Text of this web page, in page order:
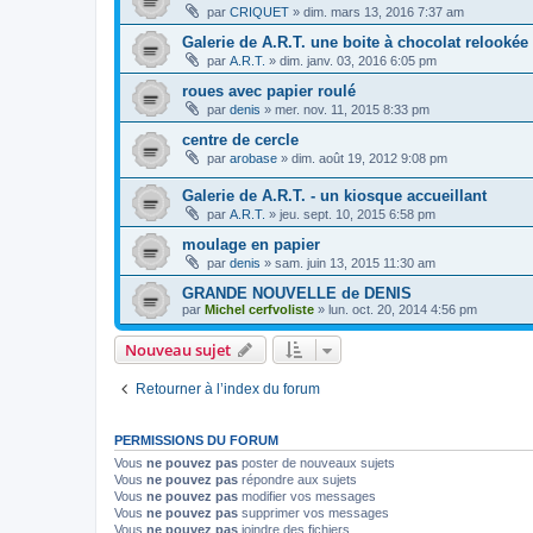
par CRIQUET » dim. mars 13, 2016 7:37 am
Galerie de A.R.T. une boite à chocolat relookée
par A.R.T. » dim. janv. 03, 2016 6:05 pm
roues avec papier roulé
par denis » mer. nov. 11, 2015 8:33 pm
centre de cercle
par arobase » dim. août 19, 2012 9:08 pm
Galerie de A.R.T. - un kiosque accueillant
par A.R.T. » jeu. sept. 10, 2015 6:58 pm
moulage en papier
par denis » sam. juin 13, 2015 11:30 am
GRANDE NOUVELLE de DENIS
par Michel cerfvoliste » lun. oct. 20, 2014 4:56 pm
Nouveau sujet
Retourner à l’index du forum
PERMISSIONS DU FORUM
Vous ne pouvez pas poster de nouveaux sujets
Vous ne pouvez pas répondre aux sujets
Vous ne pouvez pas modifier vos messages
Vous ne pouvez pas supprimer vos messages
Vous ne pouvez pas joindre des fichiers